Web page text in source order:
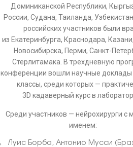
Доминиканской Республики,
России, Судана, Таиланда,
российских участников были
из Екатеринбурга, Краснодара,
Новосибирска, Перми, Санкт-
Стерлитамака. В трехдневную
конференции вошли научные доклады
классы, среди которых —
3D кадаверный курс в
Среди участников — нейрохирурги с
именем:
Луис Борба, Антонио Мусси